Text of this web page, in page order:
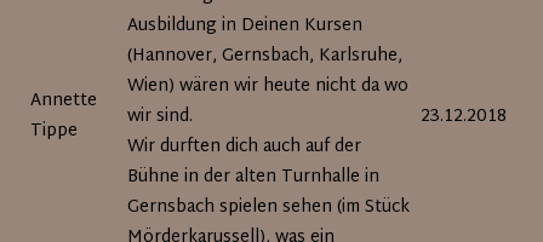
Annette
Tippe
Ausbildung in Deinen Kursen
(Hannover, Gernsbach, Karlsruhe,
Wien) wären wir heute nicht da wo
wir sind.
Wir durften dich auch auf der
Bühne in der alten Turnhalle in
Gernsbach spielen sehen (im Stück
23.12.2018